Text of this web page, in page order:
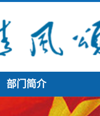
部门简介